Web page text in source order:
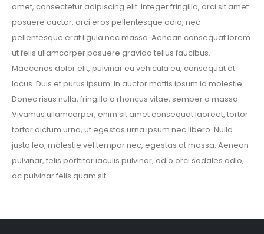
amet, consectetur adipiscing elit. Integer fringilla, orci sit amet
posuere auctor, orci eros pellentesque odio, nec
pellentesque erat ligula nec massa. Aenean consequat lorem
ut felis ullamcorper posuere gravida tellus faucibus.
Maecenas dolor elit, pulvinar eu vehicula eu, consequat et
lacus. Duis et purus ipsum. In auctor mattis ipsum id molestie.
Donec risus nulla, fringilla a rhoncus vitae, semper a massa.
Vivamus ullamcorper, enim sit amet consequat laoreet, tortor
tortor dictum urna, ut egestas urna ipsum nec libero. Nulla
justo leo, molestie vel tempor nec, egestas at massa. Aenean
pulvinar, felis porttitor iaculis pulvinar, odio orci sodales odio,
ac pulvinar felis quam sit.